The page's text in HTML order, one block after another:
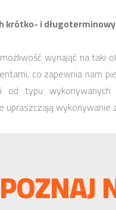
krótko- i długoterminowy
wynająć na
co zapewnia
od typu
wykonywanie
POZNAJ